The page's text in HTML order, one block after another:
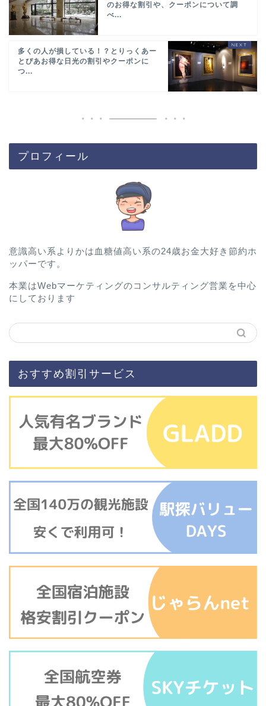
のお得な割引や、クーポンについて調
べ...
多くの人が損している！？とりっくあー
とぴあお得な日光の割引やクーポンに
つ...
プロフィール
意識高い系よりかは血糖値高い系の24歳お金大好き節約ホ
ッパーです。
本業はWebマーケティングのコンサルティング営業を中心
にしております
おすすめ割引サービス